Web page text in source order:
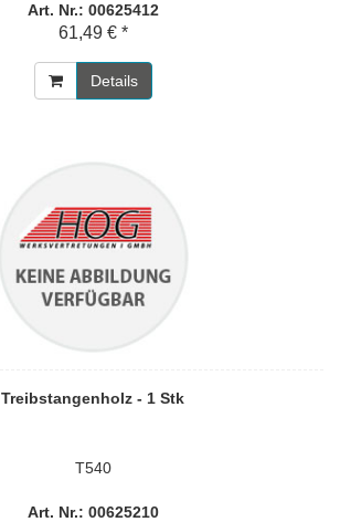
Art. Nr.: 00625412
61,49 € *
Details
Treibstangenholz - 1 Stk
T540
Art. Nr.: 00625210